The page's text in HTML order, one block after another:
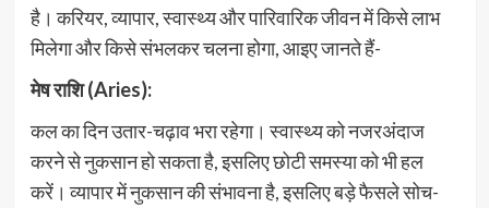
है। करियर, व्यापार, स्वास्थ्य और पारिवारिक जीवन में किसे लाभ
मिलेगा और किसे संभलकर चलना होगा, आइए जानते हैं-
मेष राशि (Aries):
कल का दिन उतार-चढ़ाव भरा रहेगा। स्वास्थ्य को नजरअंदाज
करने से नुकसान हो सकता है, इसलिए छोटी समस्या को भी हल
करें। व्यापार में नुकसान की संभावना है, इसलिए बड़े फैसले सोच-